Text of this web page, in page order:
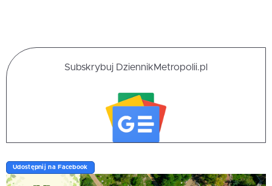
Subskrybuj DziennikMetropolii.pl
Udostępnij na Facebook